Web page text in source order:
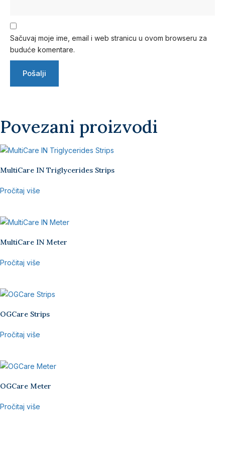
Sačuvaj moje ime, email i web stranicu u ovom browseru za
buduće komentare.
Povezani proizvodi
MultiCare IN Triglycerides Strips
Pročitaj više
MultiCare IN Meter
Pročitaj više
OGCare Strips
Pročitaj više
OGCare Meter
Pročitaj više